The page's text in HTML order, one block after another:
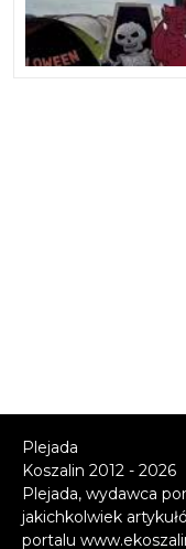
Plejada
Koszalin 2012 - 2026
Plejada, wydawca
jakichkolwiek
portalu